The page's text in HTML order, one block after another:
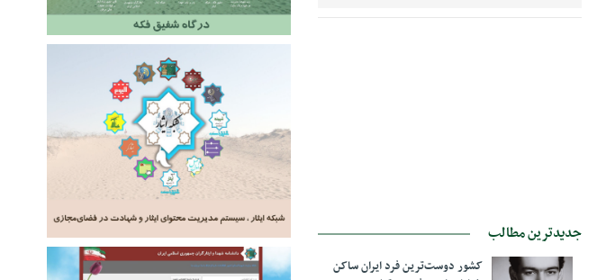
جدیدترین مطالب
کشور دوست‌ترین فرد ایران ساکن